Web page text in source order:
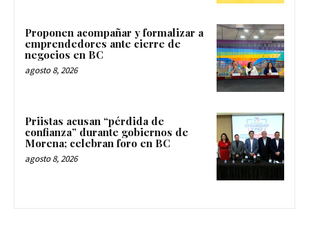
Proponen acompañar y formalizar a
emprendedores ante cierre de
negocios en BC
agosto 8, 2026
Priistas acusan “pérdida de
confianza” durante gobiernos de
Morena; celebran foro en BC
agosto 8, 2026